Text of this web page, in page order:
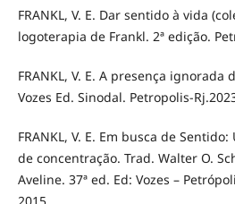
FRANKL, V. E. Dar sentido à vida
logoterapia de Frankl. 2ª edição.
FRANKL, V. E. A presença ignorada
Vozes Ed. Sinodal. Petropolis-
FRANKL, V. E. Em busca de
de concentração. Trad. Walter O.
Aveline. 37ª ed. Ed: Vozes –